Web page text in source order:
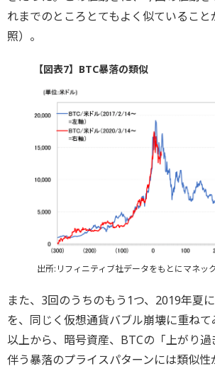
れまでのところとてもよく似ているこ
照）。
【図表7】BTC暴落の類似
出所:リフィニティブ社データをもとにマネッ
また、3回のうちのもう1つ、2019年夏
を、同じく仮想通貨バブル崩壊に重ねて
以上から、暗号資産、BTCの「上がり
伴う暴落のプライスパターンには類似性